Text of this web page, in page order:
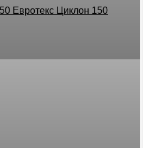
Евротекс Циклон 150